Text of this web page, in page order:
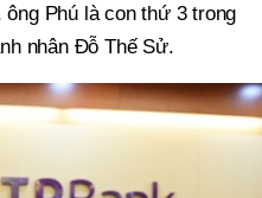
ông Phú là con thứ 3 trong
nhân Đỗ Thế Sử.